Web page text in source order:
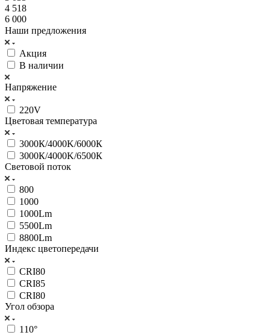
4 518
6 000
Наши предложения
Акция
В наличии
Напряжение
220V
Цветовая температура
3000К/4000K/6000К
3000К/4000K/6500К
Световой поток
800
1000
1000Lm
5500Lm
8800Lm
Индекс цветопередачи
CRI80
CRI85
CRI80
Угол обзора
110°